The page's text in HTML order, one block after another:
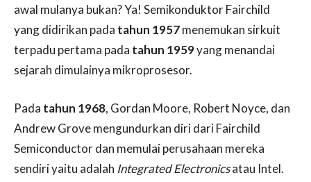
awal mulanya bukan? Ya! Semikonduktor Fairchild
yang didirikan pada tahun 1957menemukan sirkuit
terpadu pertama pada tahun 1959yang menandai
sejarah dimulainya mikroprosesor.
Pada tahun 1968, Gordan Moore, Robert Noyce, dan
Andrew Grove mengundurkan diri dari Fairchild
Semiconductor dan memulai perusahaan mereka
sendiri yaitu adalah Integrated Electronicsatau Intel.